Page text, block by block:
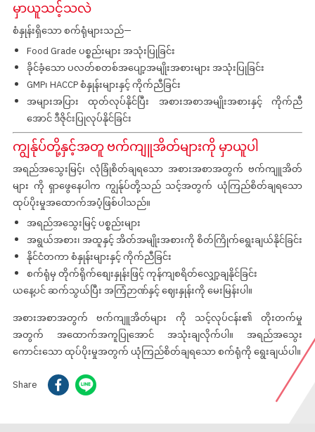
မှာယူသင့်သလဲ
စံနှုန်းရှိသော စက်ရုံများသည်—
Food Grade ပစ္စည်းများ အသုံးပြုခြင်း
ခိုင်ခံ့သော ပလတ်စတစ်အပျော့အမျိုးအစားများ အသုံးပြုခြင်း
GMP၊ HACCP စံနှုန်းများနှင့် ကိုက်ညီခြင်း
အများအပြား ထုတ်လုပ်နိုင်ပြီး အစားအစာအမျိုးအစားနှင့် ကိုက်ညီ
အောင် ဒီဇိုင်းပြုလုပ်နိုင်ခြင်း
ကျွန်ုပ်တို့နှင့်အတူ ဗက်ကျူအိတ်များကို မှာယူပါ
အရည်အသွေးမြင့်၊ လုံခြုံစိတ်ချရသောအစားအစာအတွက် ဗက်ကျူအိတ်
များ ကို ရှာဖွေနေပါက ကျွန်ုပ်တို့သည် သင့်အတွက် ယုံကြည်စိတ်ချရသော
ထုပ်ပိုးမှုအထောက်အပံ့ဖြစ်ပါသည်။
အရည်အသွေးမြင့် ပစ္စည်းများ
အရွယ်အစား၊ အထူနှင့် အိတ်အမျိုးအစားကို စိတ်ကြိုက်ရွေးချယ်နိုင်ခြင်း
နိုင်ငံတကာ စံနှုန်းများနှင့် ကိုက်ညီခြင်း
စက်ရုံမှ တိုက်ရိုက်စျေးနှုန်းဖြင့် ကုန်ကျစရိတ်လျှော့ချနိုင်ခြင်း
ယနေ့ပင် ဆက်သွယ်ပြီး အကြံဉာဏ်နှင့် ဈေးနှုန်းကို မေးမြန်းပါ။
အစားအစာအတွက် ဗက်ကျူအိတ်များ ကို သင့်လုပ်ငန်း၏ တိုးတက်မှု
အတွက် အထောက်အကူပြုအောင် အသုံးချလိုက်ပါ။ အရည်အသွေး
ကောင်းသော ထုပ်ပိုးမှုအတွက် ယုံကြည်စိတ်ချရသော စက်ရုံကို ရွေးချယ်ပါ။
Share